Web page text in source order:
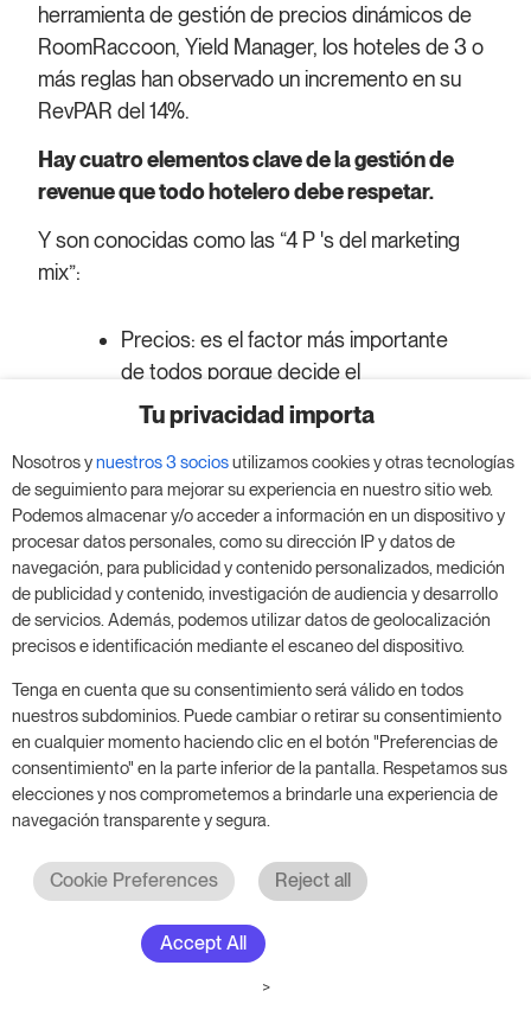
herramienta de gestión de precios dinámicos de
RoomRaccoon, Yield Manager, los hoteles de 3 o
más reglas han observado un incremento en su
RevPAR del 14%.
Hay cuatro elementos clave de la gestión de
revenue que todo hotelero debe respetar.
Y son conocidas como las “4 P 's del marketing
mix”:
Precios: es el factor más importante
de todos porque decide el
rendimiento y determina el valor de
un bien o servicio.
Posicionamiento: el posicionamiento
describe con precisión el segmento
de mercado al que te diriges y
ofrece una imagen concisa de cómo
quieres que perciban la marca de tu
hotel los huéspedes actuales y
potenciales.
Producto o experiencia: como
hotelero debes mantener un control
de la competencia para evaluar tu
rendimiento según los siguientes
criterios: tipo de hotel, localización,
Punto de venta: el ritmo de reservas
qué estrategias utilizar para atraer
más huéspedes.
Tu privacidad importa
Nosotros ynuestros 3 sociosutilizamos cookies y otras tecnologías
de seguimiento para mejorar su experiencia en nuestro sitio web.
Podemos almacenar y/o acceder a información en un dispositivo y
procesar datos personales, como su dirección IP y datos de
navegación, para publicidad y contenido personalizados, medición
de publicidad y contenido, investigación de audiencia y desarrollo
de servicios. Además, podemos utilizar datos de geolocalización
precisos e identificación mediante el escaneo del dispositivo.
Tenga en cuenta que su consentimiento será válido en todos
nuestros subdominios. Puede cambiar o retirar su consentimiento
en cualquier momento haciendo clic en el botón "Preferencias de
consentimiento" en la parte inferior de la pantalla. Respetamos sus
elecciones y nos comprometemos a brindarle una experiencia de
navegación transparente y segura.
Cookie Preferences Reject all
Accept All
>